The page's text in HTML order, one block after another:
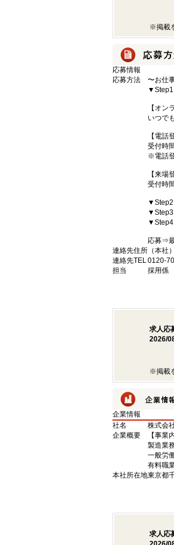
※掲載
応募情報
応募方法
〜お仕
▼Step1
【オン
いつで
【電話
受付時
※電話
【来場
受付時
▼Step2
▼Step3
▼Step4
応募⇒
連絡先住所 （本
連絡先TEL0120-
担当
採用係
求人応
2026/
※掲載
企業情報
社名
株式会
企業概要
【事業
製造業
一般労
有料職
本社所在地東京都
求人応